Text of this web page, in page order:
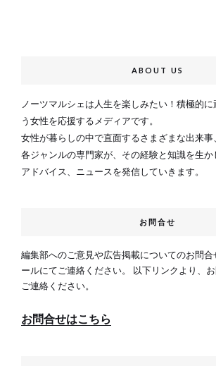
ABOUT US
ノーツマルシェは人生を楽しみたい！積極的
う女性を応援するメディアです。
女性が暮らしの中で直面するさまざまな出来事
各ジャンルの専門家が、その経験と知識を生
アドバイス、ニュースを発信していきます。
お問合せ
編集部へのご意見や広告掲載についてのお問合
ールにてご連絡ください。 以下リンクより、
ご連絡ください。
お問合せはこちら